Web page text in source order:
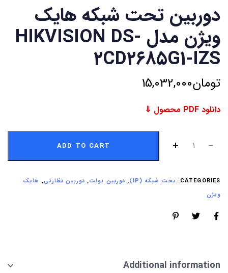
دوربین تحت شبکه هایک
ویژن مدل HIKVISION DS-
2CD2685G1-IZS
تومان15,032,000
دانلود PDF محصول ⇓
ADD TO CART
CATEGORIES: تحت شبکه (IP) , دوربین بولت, دوربین نظارتی, هایک
ویژن
Additional information